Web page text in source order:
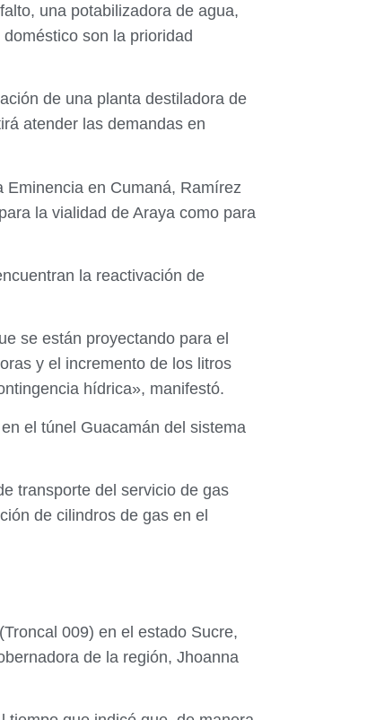
una potabilizadora de agua,
son la prioridad
de una planta destiladora de
atender las demandas en
Eminencia en Cumaná, Ramírez
la vialidad de Araya como para
la reactivación de
se están proyectando para el
y el incremento de los litros
hídrica», manifestó.
el túnel Guacamán del sistema
transporte del servicio de gas
de cilindros de gas en el
009) en el estado Sucre,
de la región, Jhoanna